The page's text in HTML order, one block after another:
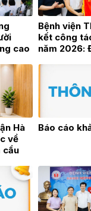
cao
Bệnh viện
kết công
năm 2026:
triển bền
Hà
về
cầu
Báo cáo